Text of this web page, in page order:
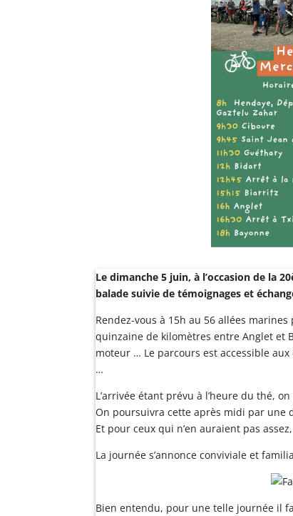
Le dimanche 5 juin, à l’occasion de la
balade suivie de témoignages et
Rendez-vous à 15h au 56 allées
quinzaine de kilomètres entre Anglet et
moteur … Le parcours est accessible
…
L’arrivée étant prévu à l’heure du thé,
On poursuivra cette après midi par une
Et pour ceux qui n’en auraient pas
La journée s’annonce conviviale et
Bien entendu, pour une telle journée il